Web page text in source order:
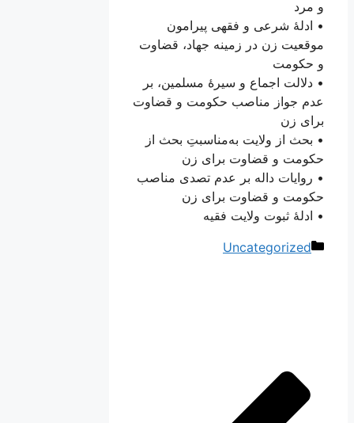
و مرد
• ادلۀ شرعی و فقهی پیرامون
موقعیت زن در زمینه جهاد، قضاوت
و حکومت
• دلالت اجماع و سیرۀ مسلمین، بر
عدم جواز مناصب حکومت و قضاوت
برای زن
• بحث از ولایت به‌مناسبتِ بحث از
حکومت و قضاوت برای زن
• روایات داله بر عدم تصدی مناصب
حکومت و قضاوت برای زن
• ادلۀ ثبوت ولایت فقیه
دسته‌ها
Uncategorized